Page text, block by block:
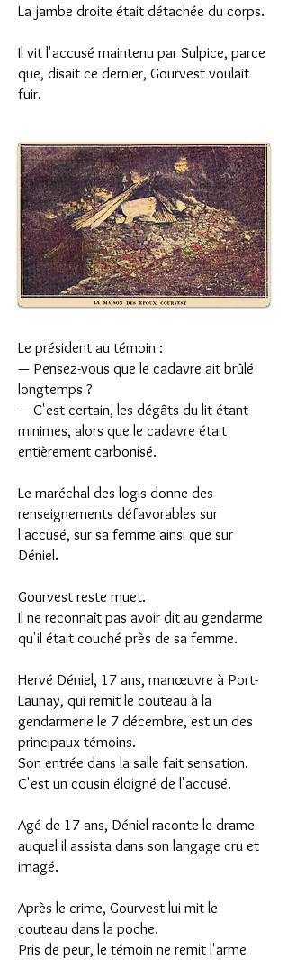
La jambe droite était détachée du corps.
Il vit l'accusé maintenu par Sulpice, parce
que, disait ce dernier, Gourvest voulait
fuir.
Le président au témoin :
— Pensez-vous que le cadavre ait brûlé
longtemps ?
— C'est certain, les dégâts du lit étant
minimes, alors que le cadavre était
entièrement carbonisé.
Le maréchal des logis donne des
renseignements défavorables sur
l'accusé, sur sa femme ainsi que sur
Déniel.
Gourvest reste muet.
Il ne reconnaît pas avoir dit au gendarme
qu'il était couché près de sa femme.
Hervé Déniel, 17 ans, manœuvre à Port-
Launay, qui remit le couteau à la
gendarmerie le 7 décembre, est un des
principaux témoins.
Son entrée dans la salle fait sensation.
C'est un cousin éloigné de l'accusé.
Agé de 17 ans, Déniel raconte le drame
auquel il assista dans son langage cru et
imagé.
Après le crime, Gourvest lui mit le
couteau dans la poche.
Pris de peur, le témoin ne remit l'arme